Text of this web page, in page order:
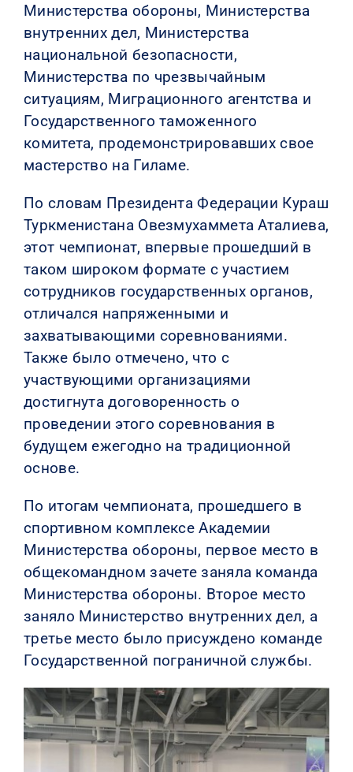
Министерства обороны, Министерства
внутренних дел, Министерства
национальной безопасности,
Министерства по чрезвычайным
ситуациям, Миграционного агентства и
Государственного таможенного
комитета, продемонстрировавших свое
мастерство на Гиламе.
По словам Президента Федерации Кураш
Туркменистана Овезмухаммета Аталиева,
этот чемпионат, впервые прошедший в
таком широком формате с участием
сотрудников государственных органов,
отличался напряженными и
захватывающими соревнованиями.
Также было отмечено, что с
участвующими организациями
достигнута договоренность о
проведении этого соревнования в
будущем ежегодно на традиционной
основе.
По итогам чемпионата, прошедшего в
спортивном комплексе Академии
Министерства обороны, первое место в
общекомандном зачете заняла команда
Министерства обороны. Второе место
заняло Министерство внутренних дел, а
третье место было присуждено команде
Государственной пограничной службы.